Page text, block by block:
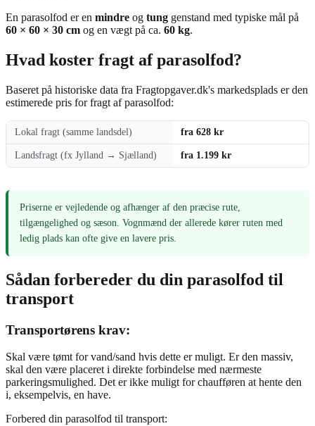
En parasolfod er en mindre og tung genstand med typiske mål på
60 × 60 × 30 cm og en vægt på ca. 60 kg.
Hvad koster fragt af parasolfod?
Baseret på historiske data fra Fragtopgaver.dk's markedsplads er den
estimerede pris for fragt af parasolfod:
Lokal fragt (samme landsdel) fra 628 kr
Landsfragt (fx Jylland → Sjælland) fra 1.199 kr
Priserne er vejledende og afhænger af den præcise rute,
tilgængelighed og sæson. Vognmænd der allerede kører ruten med
ledig plads kan ofte give en lavere pris.
Sådan forbereder du din parasolfod til
transport
Transportørens krav:
Skal være tømt for vand/sand hvis dette er muligt. Er den massiv,
skal den være placeret i direkte forbindelse med nærmeste
parkeringsmulighed. Det er ikke muligt for chaufføren at hente den
i, eksempelvis, en have.
Forbered din parasolfod til transport: